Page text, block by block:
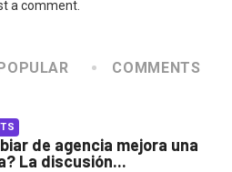
a comment.
COMMENTS
de agencia mejora una
La discusión...